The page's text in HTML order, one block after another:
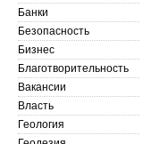
Банки
Безопасность
Бизнес
Благотворительность
Вакансии
Власть
Геология